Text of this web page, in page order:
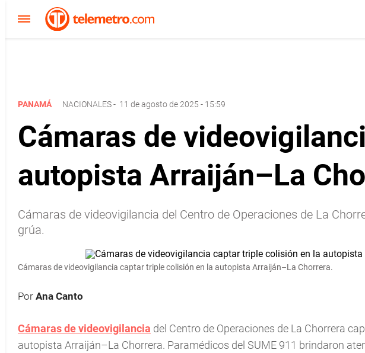
PANAMÁ NACIONALES- 11 de agosto de 2025 - 15:59
Cámaras de
autopista Arraiján–La
Cámaras de videovigilancia del Centro de Operaciones de La
grúa.
Cámaras de videovigilancia captar triple colisión en la autopista Arraiján–La Chorrera.
Por Ana Canto
Cámaras de videovigilancia del Centro de Operaciones de La Chorrera
autopista Arraiján–La Chorrera. Paramédicos del SUME 911 brindaron